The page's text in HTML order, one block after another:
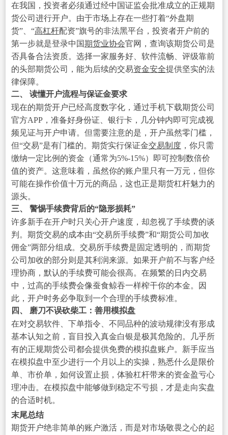
在我国，投资者必须通过经中国证监会批准成立的正规期
货公司进行开户。由于市场上存在一些打着“外盘期
货”、“高杠杆配资”旗号的非法黑平台，投资者开户前的
第一步就是登录中国期货业协会官网，查询该期货公司是
否具备合法资质。选择一家服务好、软件流畅、评级靠前
的头部期货公司，能为后续的交易资金安全提供坚实的法
律保障。
二、 读懂开户流程与保证金要求
现在的期货开户已经高度数字化，通过手机下载期货公司
官方APP，准备好身份证、银行卡，几分钟内即可完成视
频见证与开户申请。但需要注意的是，开户虽然零门槛，
但“交易”是有门槛的。期货实行保证金交易制度，你只需
缴纳一定比例的资金（通常为5%-15%）即可控制数倍价
值的资产。这意味着，虽然你的账户里只有一万元，但你
可能在操作价值十万元的商品，这也正是期货杠杆魅力的
源头。
三、 警惕手续费背后的“隐形损耗”
许多新手在开户时只关心开户速度，却忽视了手续费的谈
判。期货交易的成本由“交易所手续费”和“期货公司加收
佣金”两部分组成。交易所手续费是固定透明的，而期货
公司加收的部分则是其利润来源。如果开户前不与客户经
理协商，默认的手续费可能会很高。在频繁的日内交易
中，过高的手续费会像蚕食鲸吞一样榨干你的本金。因
此，开户时务必争取到一个合理的手续费标准。
四、 磨刀不误砍柴工：善用模拟盘
在对交易软件、下单指令、不同品种的波动规律没有形成
基本认知之前，盲目投入真金白银是极其危险的。几乎所
有的正规期货公司都会提供免费的模拟盘账户。新手应当
在模拟盘中至少进行一个月以上的实操，熟悉什么是限价
单、市价单，如何设置止损，体验杠杆带来的资金盈亏心
理冲击。在模拟盘中能够做到稳定不亏损，才是走向实盘
的合适时机。
末尾总结
期货开户绝非简单的账户激活，而是对市场敬畏之心的起